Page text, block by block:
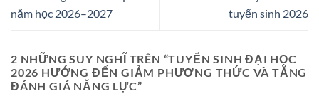
năm học 2026–2027
tuyển sinh 2026
2 NHỮNG SUY NGHĨ TRÊN “TUYỂN SINH ĐẠI HỌC
2026 HƯỚNG ĐẾN GIẢM PHƯƠNG THỨC VÀ TĂNG
ĐÁNH GIÁ NĂNG LỰC”